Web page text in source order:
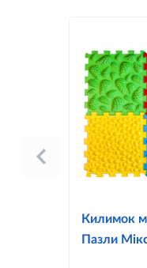
Килимок
Пазли